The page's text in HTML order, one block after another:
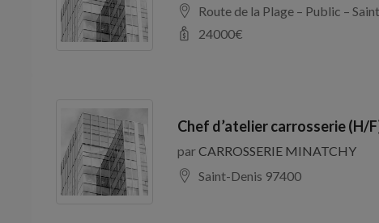
Route de la Plage – Public –
24000€
Chef d’atelier carrosserie (H/
parCARROSSERIE MINATCHY
Saint-Denis 97400